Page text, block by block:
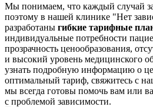
Мы понимаем, что каждый случай
поэтому в нашей клинике "Нет
разработаны гибкие тарифные
индивидуальные потребности
прозрачность ценообразования,
и высокий уровень медицинского
узнать подробную информацию о
оптимальный тариф, свяжитесь с
мы всегда готовы помочь вам или
с проблемой зависимости.